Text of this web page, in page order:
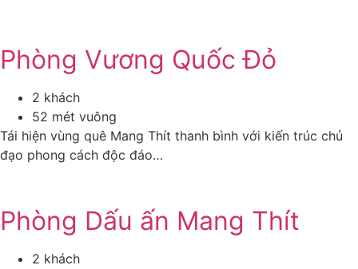
Phòng Vương Quốc Đỏ
2 khách
52 mét vuông
Tái hiện vùng quê Mang Thít thanh bình với kiến trúc chủ
đạo phong cách độc đáo…
Phòng Dấu ấn Mang Thít
2 khách